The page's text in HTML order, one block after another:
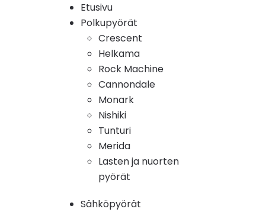
Etusivu
Polkupyörät
Crescent
Helkama
Rock Machine
Cannondale
Monark
Nishiki
Tunturi
Merida
Lasten ja nuorten
pyörät
Sähköpyörät